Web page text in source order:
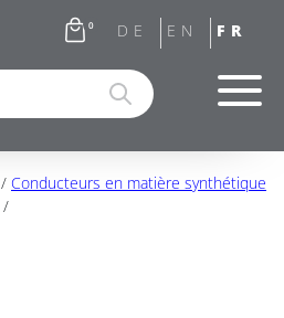
0
/ Conducteurs en matière synthétique
/